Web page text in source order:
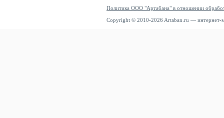
Политика ООО "Артабана" в отношении
Copyright © 2010-2026 Artaban.ru — интернет-